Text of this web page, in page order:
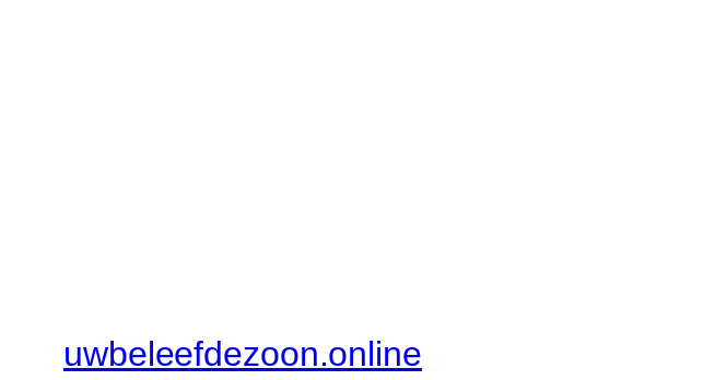
uwbeleefdezoon.online